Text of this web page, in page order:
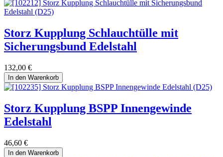
Storz Kupplung Schlauchtülle mit
Sicherungsbund Edelstahl
132,00 €
In den Warenkorb
Storz Kupplung BSPP Innengewinde
Edelstahl
46,60 €
In den Warenkorb